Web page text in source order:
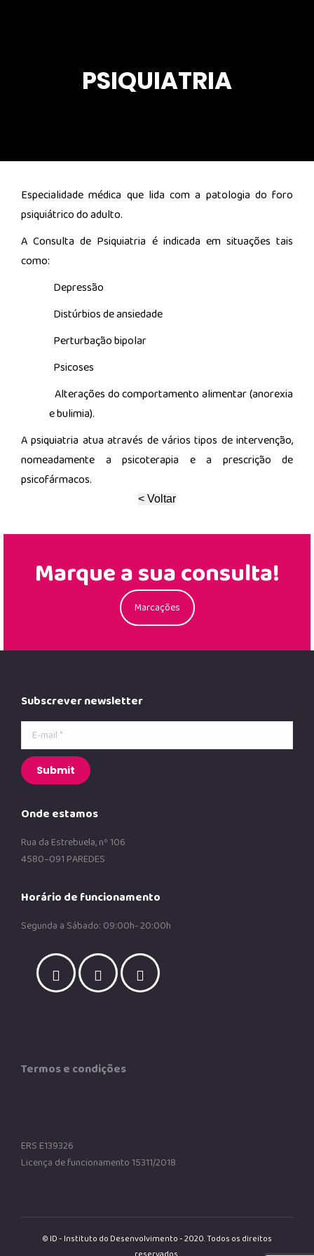
PSIQUIATRIA
Especialidade médica que lida com a patologia do foro
psiquiátrico do adulto.
A Consulta de Psiquiatria é indicada em situações tais
como:
Depressão
Distúrbios de ansiedade
Perturbação bipolar
Psicoses
Alterações do comportamento alimentar (anorexia
e bulimia).
A psiquiatria atua através de vários tipos de intervenção,
nomeadamente a psicoterapia e a prescrição de
psicofármacos.
Marque a sua consulta!
Marcações
Subscrever newsletter
E-mail *
Submit
Onde estamos
Rua da Estrebuela, nº 106
4580–091 PAREDES
Horário de funcionamento
Segunda a Sábado: 09:00h- 20:00h
Termos e condições
ERS E139326
Licença de funcionamento 15311/2018
© ID - Instituto do Desenvolvimento - 2020. Todos os direitos